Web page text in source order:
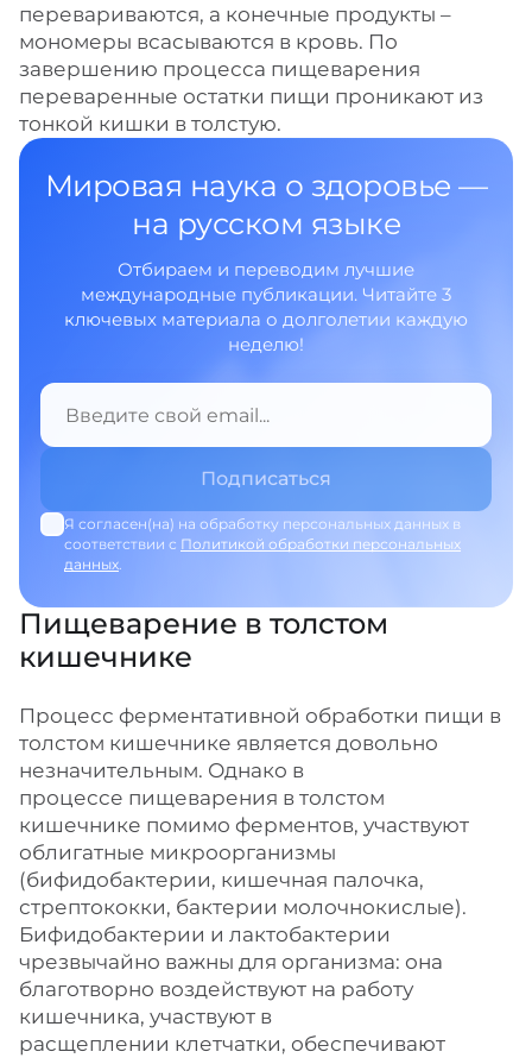
перевариваются, а конечные продукты –
мономеры всасываются в кровь. По
завершению процесса пищеварения
переваренные остатки пищи проникают из
тонкой кишки в толстую.
Мировая наука о здоровье —
на русском языке
Отбираем и переводим лучшие
международные публикации. Читайте 3
ключевых материала о долголетии каждую
неделю!
Я согласен(на) на обработку персональных данных в
соответствии с Политикой обработки персональных
данных.
Пищеварение в толстом
кишечнике
Процесс ферментативной обработки пищи в
толстом кишечнике является довольно
незначительным. Однако в
процессе пищеварения в толстом
кишечнике помимо ферментов, участвуют
облигатные микроорганизмы
(бифидобактерии, кишечная палочка,
стрептококки, бактерии молочнокислые).
Бифидобактерии и лактобактерии
чрезвычайно важны для организма: она
благотворно воздействуют на работу
кишечника, участвуют в
расщеплении клетчатки, обеспечивают